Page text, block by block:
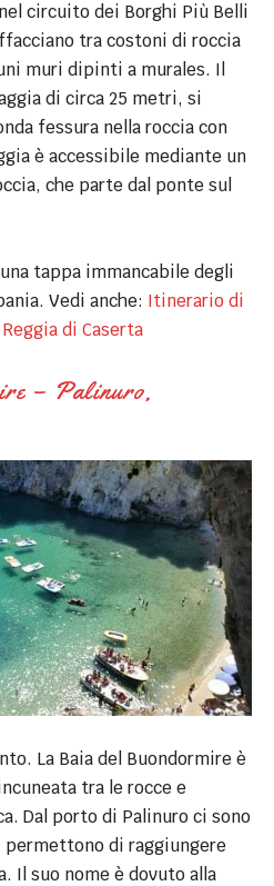
circuito dei Borghi Più Belli
tra costoni di roccia
muri dipinti a murales. Il
di circa 25 metri, si
fessura nella roccia con
è accessibile mediante un
che parte dal ponte sul
tappa immancabile degli
Vedi anche: Itinerario di
di Caserta
– Palinuro,
La Baia del Buondormire è
tra le rocce e
Dal porto di Palinuro ci sono
di raggiungere
Il suo nome è dovuto alla